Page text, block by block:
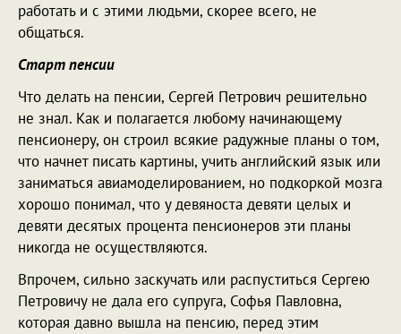
работать и с этими людьми, скорее всего, не
общаться.
Старт пенсии
Что делать на пенсии, Сергей Петрович решительно
не знал. Как и полагается любому начинающему
пенсионеру, он строил всякие радужные планы о том,
что начнет писать картины, учить английский язык или
заниматься авиамоделированием, но подкоркой мозга
хорошо понимал, что у девяноста девяти целых и
девяти десятых процента пенсионеров эти планы
никогда не осуществляются.
Впрочем, сильно заскучать или распуститься Сергею
Петровичу не дала его супруга, Софья Павловна,
которая давно вышла на пенсию, перед этим